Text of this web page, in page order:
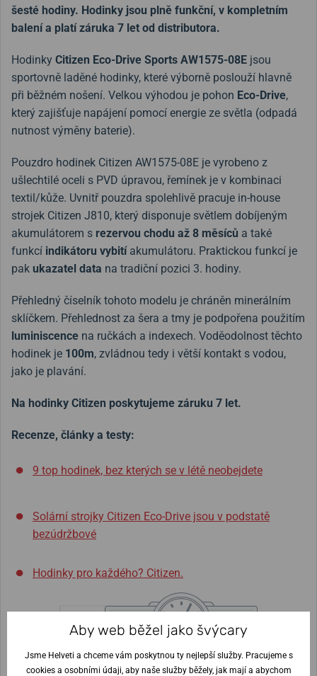
šesté hodiny. Hodinky jsou plně funkční, v kompletním
balení a platí záruka 7 let od distributora.
Hodinky Citizen Eco-Drive Sports AW1575-08E jsou
sportovně laděné hodinky, které výborně poslouží hlavně
při běžném nošení. Velkou výhodou je pohon Eco-Drive,
který zajišťuje napájení pomocí energie ze světla (odpadá
nutnost výměny baterie).
Pouzdro hodinek Citizen AW1575-08E je vyrobeno z
ušlechtilé oceli s PVD úpravou, řemínek je v kombinaci
textil/kůže. Uvnitř pouzdra spolehlivě pracuje in-house
strojek Citizen J810, který disponuje světlem dobíjeným
akumulátorem s rezervou chodu až 8 měsíců a také
funkcí indikátoru vybitíakumulátoru. Praktickou funkcí je
pak ukazatel data na tradiční pozici 3. hodiny.
Přehledný číselník tohoto modelu je chráněn minerálním
sklíčkem. Přehlednost za šera a tmy je podpořena použitím
luminiscence na ručkách a indexech. Voděodolnost těchto
hodinek je 100m, zvládnou tedy i větší kontakt s vodou,
jako je plavání.
Na hodinky Citizen poskytujeme záruku 7 let.
Recenze, články a testy:
9 top hodinek, bez kterých se v létě neobejdete
Solární strojky Citizen Eco-Drive jsou v podstatě
bezúdržbové
Hodinky pro každého? Citizen.
22 mm
Výška pouzdra
9 mm
Průměr pouzdra
40 mm
Aby web běžel jako švýcary
Jsme Helveti a chceme vám poskytnou ty nejlepší služby. Pracujeme s
cookies a osobními údaji, aby naše služby běžely, jak mají a abychom